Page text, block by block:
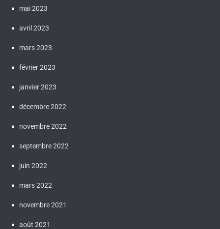
mai 2023
avril 2023
mars 2023
février 2023
janvier 2023
décembre 2022
novembre 2022
septembre 2022
juin 2022
mars 2022
novembre 2021
août 2021